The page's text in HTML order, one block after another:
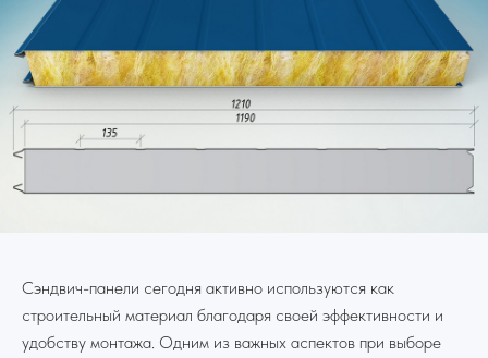
Сэндвич-панели сегодня активно используются как
строительный материал благодаря своей эффективности и
удобству монтажа. Одним из важных аспектов при выборе